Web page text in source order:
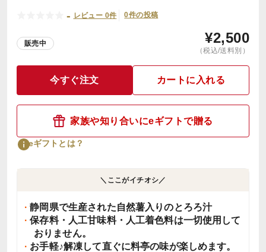
- レビュー 0件 0件の投稿
販売中 ¥2,500
（税込/送料別）
今すぐ注文 カートに入れる
家族や知り合いにeギフトで贈る
eギフトとは？
＼ここがイチオシ／
静岡県で生産された自然薯入りのとろろ汁
保存料・人工甘味料・人工着色料は一切使用して
おりません。
お手軽♪解凍して直ぐに料亭の味が楽しめます。